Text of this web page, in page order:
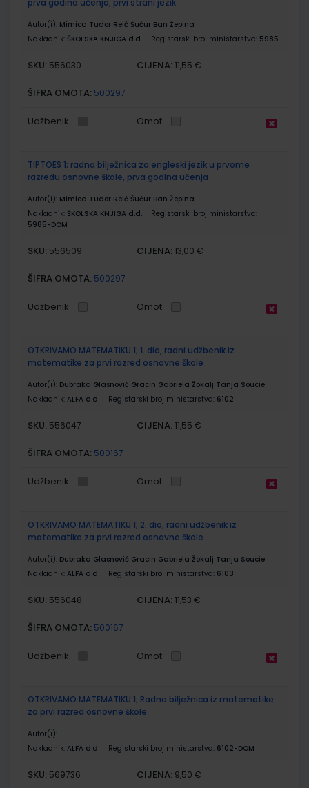
prva godina učenja, prvi strani jezik
Autor(i): Mimica Tudor Reić Šućur Ban Žepina
Nakladnik: ŠKOLSKA KNJIGA d.d. Registarski broj ministarstva: 5985
SKU: 556030 CIJENA: 11,55 €
ŠIFRA OMOTA: 500297
Udžbenik Omot
TIPTOES 1; radna bilježnica za engleski jezik u prvome
razredu osnovne škole, prva godina učenja
Autor(i): Mimica Tudor Reić Šućur Ban Žepina
Nakladnik: ŠKOLSKA KNJIGA d.d.
Registarski broj ministarstva:
5985-DOM
SKU: 556509 CIJENA: 13,00 €
ŠIFRA OMOTA: 500297
Udžbenik Omot
OTKRIVAMO MATEMATIKU 1; 1. dio, radni udžbenik iz
matematike za prvi razred osnovne škole
Autor(i): Dubraka Glasnović Gracin Gabriela Žokalj Tanja Soucie
Nakladnik: ALFA d.d. Registarski broj ministarstva: 6102
SKU: 556047 CIJENA: 11,55 €
ŠIFRA OMOTA: 500167
Udžbenik Omot
OTKRIVAMO MATEMATIKU 1; 2. dio, radni udžbenik iz
matematike za prvi razred osnovne škole
Autor(i): Dubraka Glasnović Gracin Gabriela Žokalj Tanja Soucie
Nakladnik: ALFA d.d. Registarski broj ministarstva: 6103
SKU: 556048 CIJENA: 11,53 €
ŠIFRA OMOTA: 500167
Udžbenik Omot
OTKRIVAMO MATEMATIKU 1; Radna bilježnica iz matematike
za prvi razred osnovne škole
Autor(i):
Nakladnik: ALFA d.d. Registarski broj ministarstva: 6102-DOM
SKU: 569736 CIJENA: 9,50 €